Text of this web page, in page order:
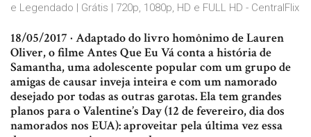
e Legendado | Grátis | 720p, 1080p, HD e FULL HD - CentralFlix
18/05/2017 · Adaptado do livro homônimo de Lauren
Oliver, o filme Antes Que Eu Vá conta a história de
Samantha, uma adolescente popular com um grupo de
amigas de causar inveja inteira e com um namorado
desejado por todas as outras garotas. Ela tem grandes
planos para o Valentine’s Day (12 de fevereiro, dia dos
namorados nos EUA): aproveitar pela última vez essa